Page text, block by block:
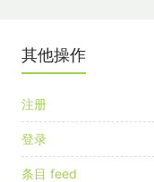
其他操作
注册
登录
条目 feed